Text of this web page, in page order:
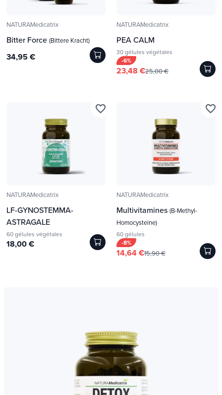
NATURAMedicatrix
Bitter Force (Bittere Kracht)
34,95 €
NATURAMedicatrix
PEA CALM
30 gélules végétales
-6%
23,48 €25,00 €
NATURAMedicatrix
LF-GYNOSTEMMA-
ASTRAGALE
60 gélules végétales
18,00 €
favorite_border
NATURAMedicatrix
Multivitamines (B-Methyl-
Homocysteine)
60 gélules
-8%
14,64 €15,90 €
favorite_border